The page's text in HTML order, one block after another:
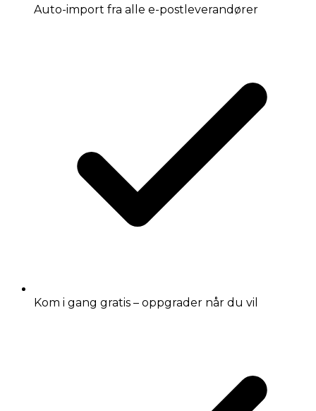
Auto-import fra alle e-postleverandører
Kom i gang gratis – oppgrader når du vil